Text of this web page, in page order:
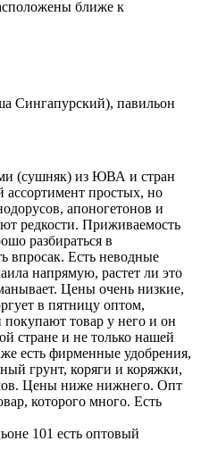
ближе к
павильон
(сушняк) из ЮВА и стран
простых, но
апоногетонов и
редкости. Приживаемость
разбираться в
впросак. Есть неводные
напрямую, растет ли это
Цены очень низкие,
в пятницу оптом,
покупают товар у него и он
стране и не только нашей
есть фирменные удобрения,
грунт, коряги и коряжки,
Цены ниже нижнего. Опт
которого много. Есть
101 есть оптовый